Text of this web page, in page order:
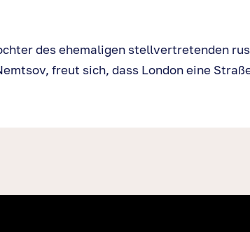
des ehemaligen stellvertretenden
freut sich, dass London eine